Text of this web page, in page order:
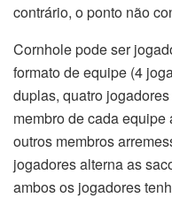
contrário, o ponto não
Cornhole pode ser
formato de equipe (4
duplas, quatro
membro de cada
outros membros
jogadores alterna as
ambos os jogadores